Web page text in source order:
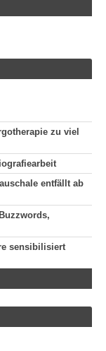
zu viel
entfällt ab
sensibilisiert